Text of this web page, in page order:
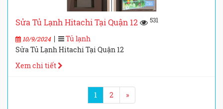
Sửa Tủ Lạnh Hitachi Tại Quận 12 531
10/9/2024|
Tủ lạnh
Sửa Tủ Lạnh Hitachi Tại Quận 12
Xem chi tiết
1 2 »